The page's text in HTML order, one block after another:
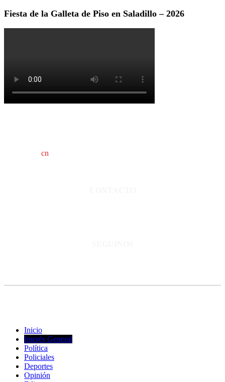
Fiesta de la Galleta de Piso en Saladillo – 2026
cn
Inicio
Interés General
Política
Policiales
Deportes
Opinión